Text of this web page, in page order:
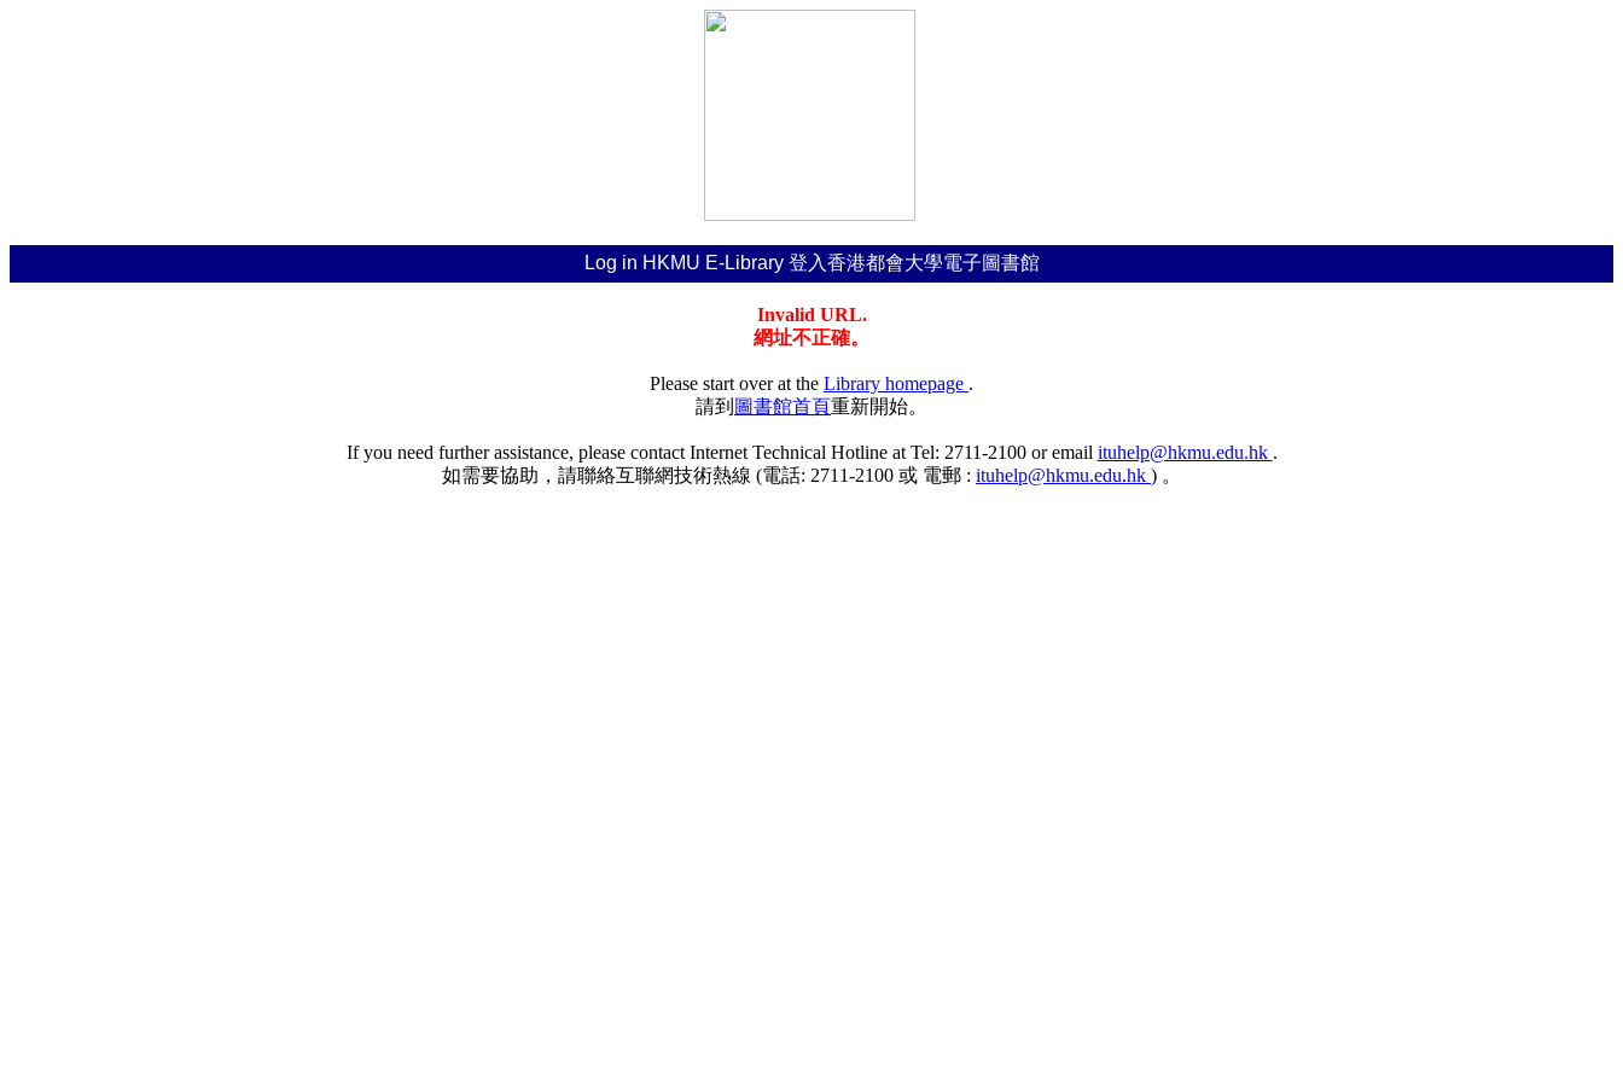
Log in HKMU E-Library 登入香港都會大學電子圖書館
Invalid URL.
網址不正確。
Please start over at the Library homepage .
請到 圖書館首頁重新開始。
If you need further assistance, please contact Internet Technical Hotline at Tel: 2711-2100 or email ituhelp@hkmu.edu.hk .
如需要協助，請聯絡互聯網技術熱線 (電話: 2711-2100 或 電郵 : ituhelp@hkmu.edu.hk ) 。